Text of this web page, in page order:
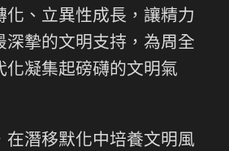
化、立異性成長，讓精力
深摯的文明支持，為周全
化凝集起磅礴的文明氣
在潛移默化中培養文明風